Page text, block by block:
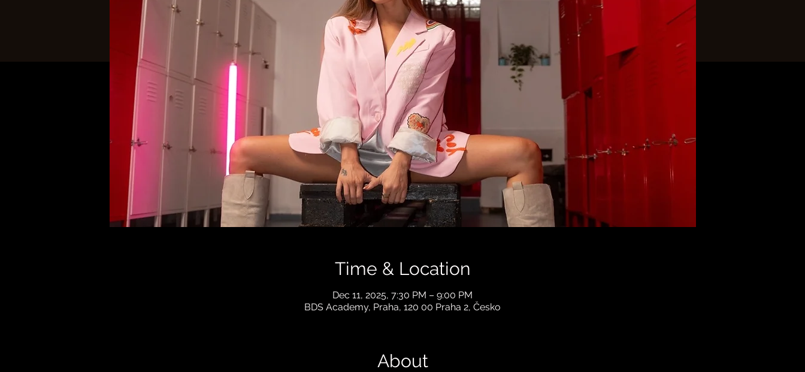
Time & Location
Dec 11, 2025, 7:30 PM – 9:00 PM
BDS Academy, Praha, 120 00 Praha 2, Česko
About